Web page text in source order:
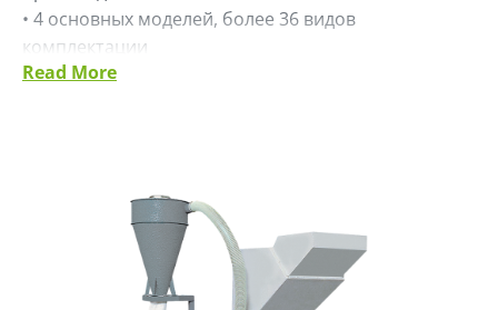
• 4 основных моделей, более 36 видов
комплектации
• Боковые стенки вращаются вместе с ротором
• Дополнительные опции загрузки и выгрузки
соответствуют любым требованиям покупателя
Read More